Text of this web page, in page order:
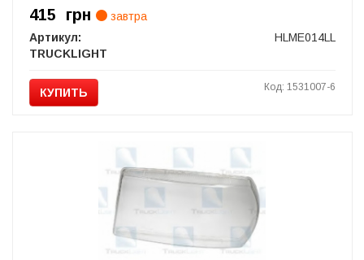
415 грн
завтра
Артикул:
HLME014LL
TRUCKLIGHT
КУПИТЬ Код: 1531007-6